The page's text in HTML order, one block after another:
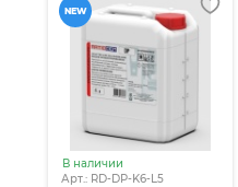
NEW
В наличии
Арт.: RD-DP-K6-L5